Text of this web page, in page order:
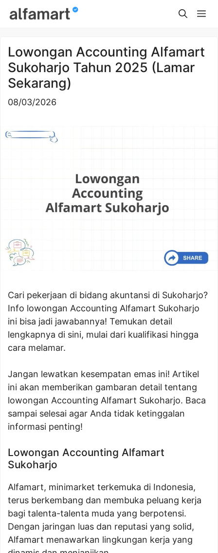
Lowongan Accounting Alfamart
Sukoharjo Tahun 2025 (Lamar
Sekarang)
08/03/2026
Cari pekerjaan di bidang akuntansi di Sukoharjo?
Info lowongan Accounting Alfamart Sukoharjo
ini bisa jadi jawabannya! Temukan detail
lengkapnya di sini, mulai dari kualifikasi hingga
cara melamar.
Jangan lewatkan kesempatan emas ini! Artikel
ini akan memberikan gambaran detail tentang
lowongan Accounting Alfamart Sukoharjo. Baca
sampai selesai agar Anda tidak ketinggalan
informasi penting!
Lowongan Accounting Alfamart
Sukoharjo
Alfamart, minimarket terkemuka di Indonesia,
terus berkembang dan membuka peluang kerja
bagi talenta-talenta muda yang berpotensi.
Dengan jaringan luas dan reputasi yang solid,
Alfamart menawarkan lingkungan kerja yang